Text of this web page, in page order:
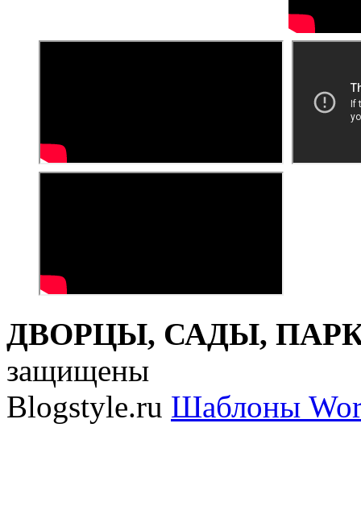
ДВОРЦЫ, САДЫ,
защищены
Blogstyle.ru Шаблоны